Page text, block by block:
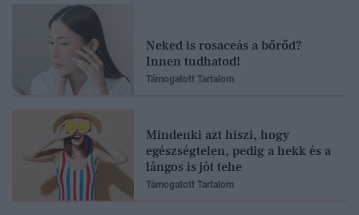
Neked is rosaceás a bőrőd?
Innen tudhatod!
Támogatott Tartalom
Mindenki azt hiszi, hogy
egészségtelen, pedig a hekk és a
lángos is jót tehe
Támogatott Tartalom